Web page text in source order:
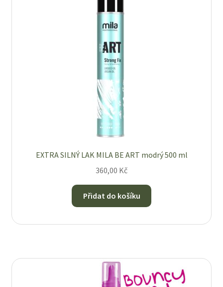
Zásady ochrany osobních údajů
Zboží se slevou
EXTRA SILNÝ LAK MILA BE ART modrý 500 ml
360,00 Kč
Přidat do košíku